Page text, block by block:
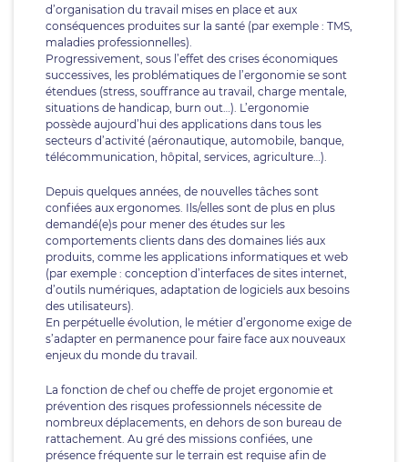
d’organisation du travail mises en place et aux
conséquences produites sur la santé (par exemple : TMS,
maladies professionnelles).
Progressivement, sous l’effet des crises économiques
successives, les problématiques de l’ergonomie se sont
étendues (stress, souffrance au travail, charge mentale,
situations de handicap, burn out…). L’ergonomie
possède aujourd’hui des applications dans tous les
secteurs d’activité (aéronautique, automobile, banque,
télécommunication, hôpital, services, agriculture…).
Depuis quelques années, de nouvelles tâches sont
confiées aux ergonomes. Ils/elles sont de plus en plus
demandé(e)s pour mener des études sur les
comportements clients dans des domaines liés aux
produits, comme les applications informatiques et web
(par exemple : conception d’interfaces de sites internet,
d’outils numériques, adaptation de logiciels aux besoins
des utilisateurs).
En perpétuelle évolution, le métier d’ergonome exige de
s’adapter en permanence pour faire face aux nouveaux
enjeux du monde du travail.
La fonction de chef ou cheffe de projet ergonomie et
prévention des risques professionnels nécessite de
nombreux déplacements, en dehors de son bureau de
rattachement. Au gré des missions confiées, une
présence fréquente sur le terrain est requise afin de